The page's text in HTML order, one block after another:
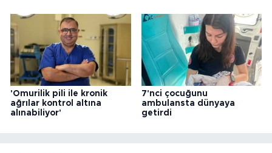
'Omurilik pili ile kronik
ağrılar kontrol altına
alınabiliyor'
7'nci çocuğunu
ambulansta dünyaya
getirdi